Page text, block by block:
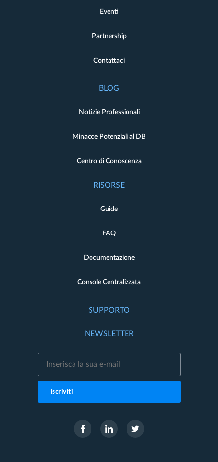
Eventi
Partnership
Contattaci
BLOG
Notizie Professionali
Minacce Potenziali al DB
Centro di Conoscenza
RISORSE
Guide
FAQ
Documentazione
Console Centralizzata
SUPPORTO
NEWSLETTER
Iscriviti